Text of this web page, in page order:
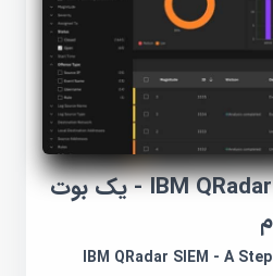
آموزش IBM QRadar SIEM - یک بوت
IBM QRadar SIEM - A